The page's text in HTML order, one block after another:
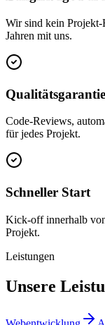
Wir sind kein Projekt-
Jahren mit uns.
Qualitätsgarantie
Code-Reviews,
für jedes Projekt.
Schneller Start
Kick-off innerhalb
Projekt.
Leistungen
Unsere